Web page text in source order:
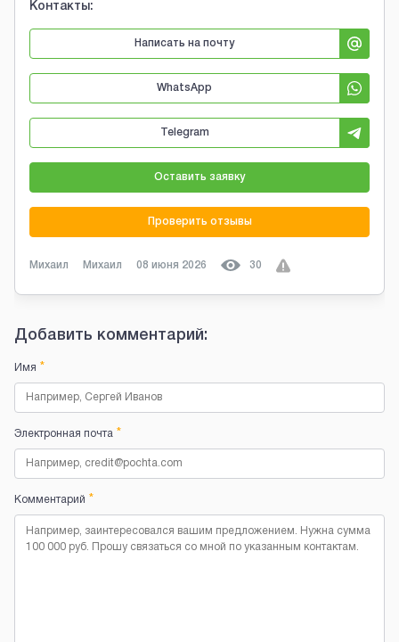
Контакты:
Написать на почту
WhatsApp
Telegram
Оставить заявку
Проверить отзывы
Михаил Михаил 08 июня 2026 30
Добавить комментарий:
Имя *
Электронная почта *
Комментарий *